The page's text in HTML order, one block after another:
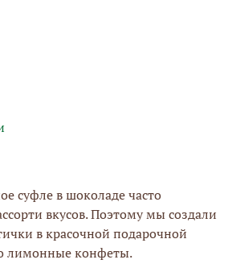
суфле в шоколаде часто
вкусов. Поэтому мы создали
в красочной подарочной
лимонные конфеты.